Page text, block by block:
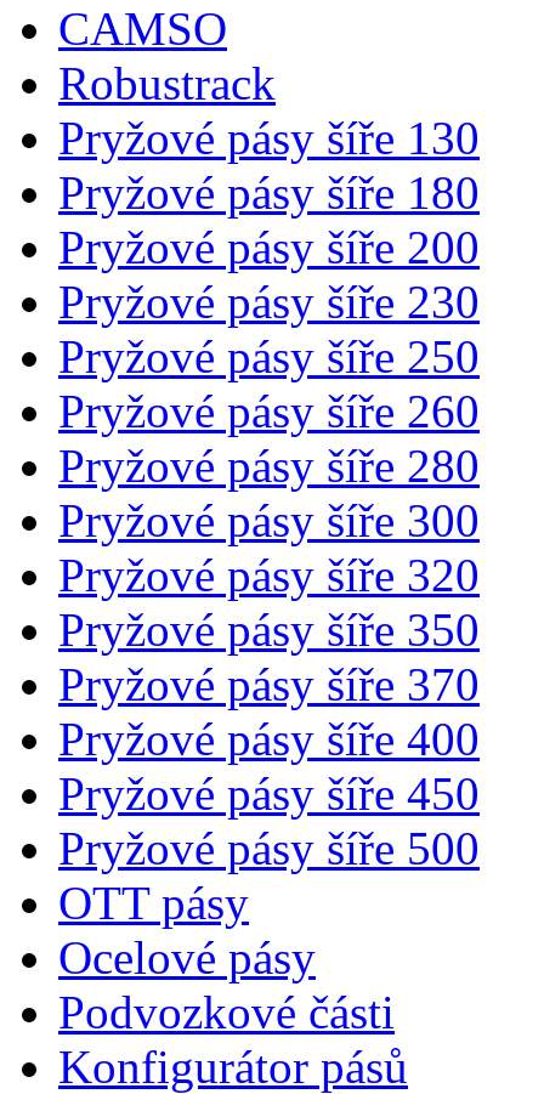
CAMSO
Robustrack
Pryžové pásy šíře 130
Pryžové pásy šíře 180
Pryžové pásy šíře 200
Pryžové pásy šíře 230
Pryžové pásy šíře 250
Pryžové pásy šíře 260
Pryžové pásy šíře 280
Pryžové pásy šíře 300
Pryžové pásy šíře 320
Pryžové pásy šíře 350
Pryžové pásy šíře 370
Pryžové pásy šíře 400
Pryžové pásy šíře 450
Pryžové pásy šíře 500
OTT pásy
Ocelové pásy
Podvozkové části
Konfigurátor pásů